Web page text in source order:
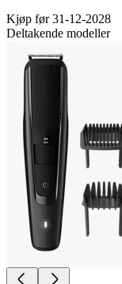
Kjøp før 31-12-2028
Deltakende modeller